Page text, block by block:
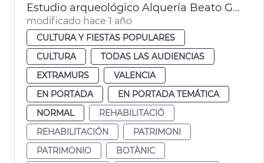
Estudio arqueológico Alquería Beato Gaspar Bono València
modificado hace 1 año
CULTURA Y FIESTAS POPULARES
CULTURA
TODAS LAS AUDIENCIAS
EXTRAMURS
VALENCIA
EN PORTADA
EN PORTADA TEMÁTICA
NORMAL
REHABILITACIÓ
REHABILITACIÓN
PATRIMONI
PATRIMONIO
BOTÀNIC